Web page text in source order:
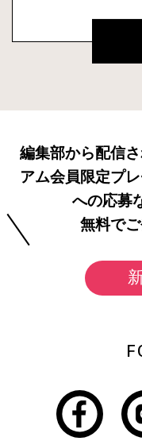
編集部から配信
アム会員限定プ
への応募
無料で